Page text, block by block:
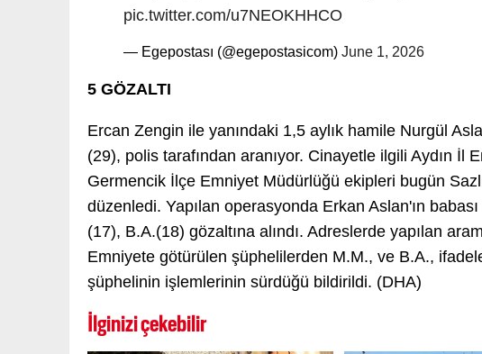
pic.twitter.com/u7NEOKHHCO
— Egepostası (@egepostasicom) June 1, 2026
5 GÖZALTI
Ercan Zengin ile yanındaki 1,5 aylık hamile Nurgül
(29), polis tarafından aranıyor. Cinayetle ilgili Aydın
Germencik İlçe Emniyet Müdürlüğü ekipleri bugün
düzenledi. Yapılan operasyonda Erkan Aslan'ın
(17), B.A.(18) gözaltına alındı. Adreslerde yapılan
Emniyete götürülen şüphelilerden M.M., ve B.A.,
şüphelinin işlemlerinin sürdüğü bildirildi. (DHA)
İlginizi çekebilir